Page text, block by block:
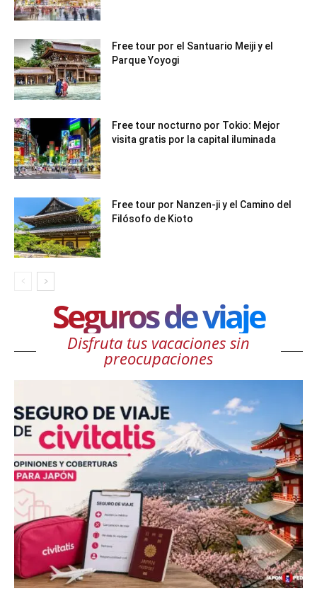
Free tour por el Santuario Meiji y el
Parque Yoyogi
Free tour nocturno por Tokio: Mejor
visita gratis por la capital iluminada
Free tour por Nanzen-ji y el Camino del
Filósofo de Kioto
Seguros de viaje
Disfruta tus vacaciones sin
preocupaciones